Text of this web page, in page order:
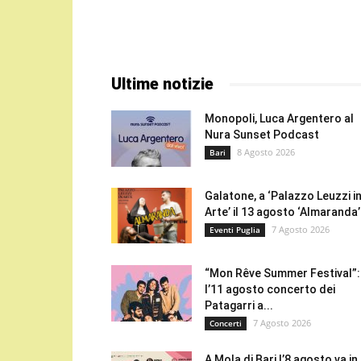
Ultime notizie
Monopoli, Luca Argentero al
Nura Sunset Podcast
Bari 8 Agosto 2026
Galatone, a ‘Palazzo Leuzzi in
Arte’ il 13 agosto
Eventi Puglia 7 Agosto 2026
“Mon Rêve Summer Festival”:
l’11 agosto concerto dei
Patagarri a...
Concerti 7 Agosto 2026